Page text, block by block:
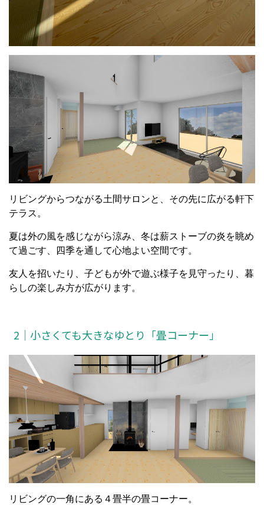
リビングからつながる土間サロンと、その先に広がる軒下
テラス。
夏は外の風を感じながら涼み、冬は薪ストーブの炎を眺め
て過ごす、四季を通して心地よい空間です。
友人を招いたり、子どもが外で遊ぶ様子を見守ったり、暮
らしの楽しみ方が広がります。
2｜小さくても大きなゆとり「畳コーナー」
リビングの一角にある４畳半の畳コーナー。